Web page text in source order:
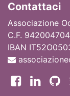
Contattaci
Associazione
C.F.
IBAN